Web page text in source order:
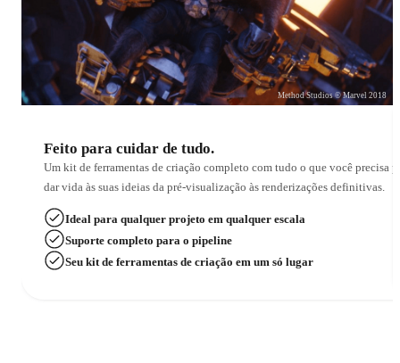
Feito para cuidar de tudo.
Um kit de ferramentas de criação completo com tudo o que você precisa
dar vida às suas ideias da pré-visualização às renderizações definitivas.
Ideal para qualquer projeto em qualquer escala
Suporte completo para o pipeline
Seu kit de ferramentas de criação em um só lugar
Method Studios © Marvel 2018